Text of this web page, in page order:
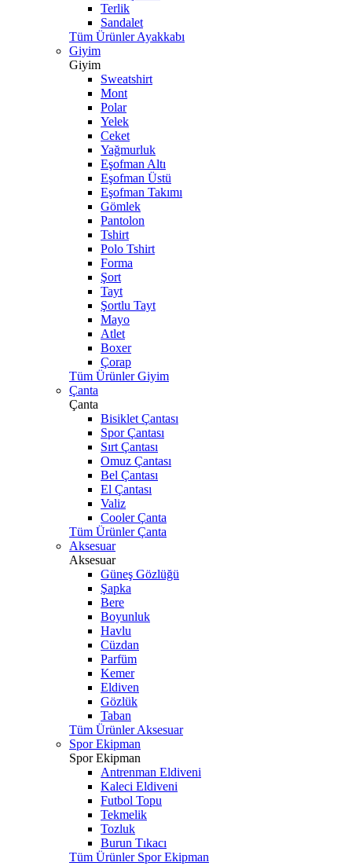
Terlik
Sandalet
Tüm Ürünler Ayakkabı
Giyim
Giyim
Sweatshirt
Mont
Polar
Yelek
Ceket
Yağmurluk
Eşofman Altı
Eşofman Üstü
Eşofman Takımı
Gömlek
Pantolon
Tshirt
Polo Tshirt
Forma
Şort
Tayt
Şortlu Tayt
Mayo
Atlet
Boxer
Çorap
Tüm Ürünler Giyim
Çanta
Çanta
Bisiklet Çantası
Spor Çantası
Sırt Çantası
Omuz Çantası
Bel Çantası
El Çantası
Valiz
Cooler Çanta
Tüm Ürünler Çanta
Aksesuar
Aksesuar
Güneş Gözlüğü
Şapka
Bere
Boyunluk
Havlu
Cüzdan
Parfüm
Kemer
Eldiven
Gözlük
Taban
Tüm Ürünler Aksesuar
Spor Ekipman
Spor Ekipman
Antrenman Eldiveni
Kaleci Eldiveni
Futbol Topu
Tekmelik
Tozluk
Burun Tıkacı
Tüm Ürünler Spor Ekipman